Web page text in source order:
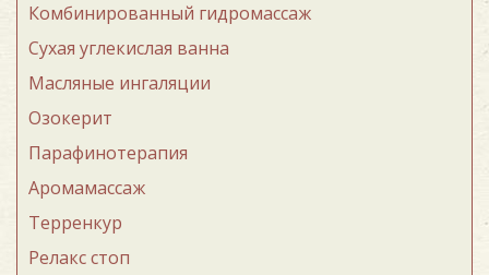
Комбинированный гидромассаж
Сухая углекислая ванна
Масляные ингаляции
Озокерит
Парафинотерапия
Аромамассаж
Терренкур
Релакс стоп